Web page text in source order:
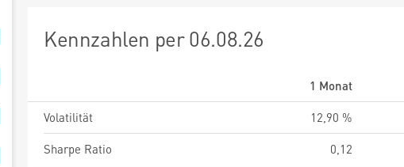
Kennzahlen per 06.08.26
1 Monat
Volatilität
12,90 %
Sharpe Ratio
0,12